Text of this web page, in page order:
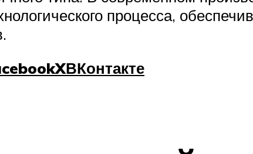
процесса,
XВКонтакте